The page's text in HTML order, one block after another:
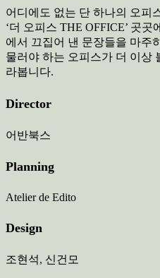
어디에도 없는 단 하나의 오피
‘더 오피스 THE OFFICE’ 곳
에서 끄집어 낸 문장들을 마주
물러야 하는 오피스가 더 이상
라봅니다.
Director
어반북스
Planning
Atelier de Edito
Design
조현석, 신건모